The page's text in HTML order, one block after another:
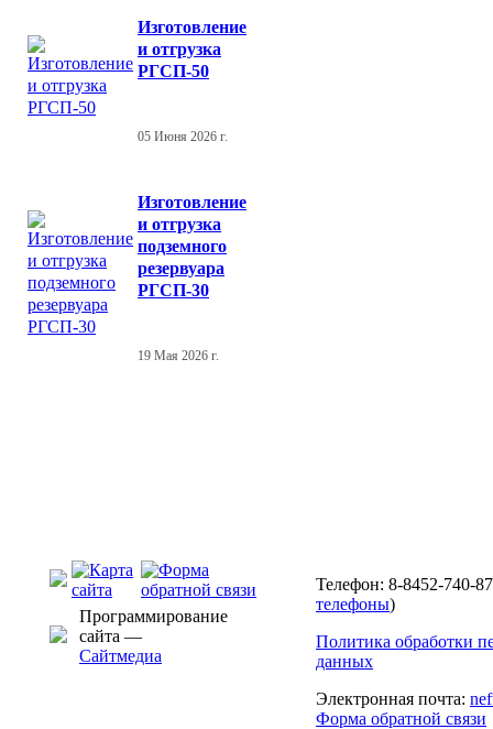
Изготовление
и отгрузка
РГСП-50
05 Июня 2026 г.
Изготовление
и отгрузка
подземного
резервуара
РГСП-30
19 Мая 2026 г.
Программирование
сайта —
Сайтмедиа
Телефон: 8-8452-740-
телефоны)
Политика обработки
данных
Электронная почта:
Форма обратной связи